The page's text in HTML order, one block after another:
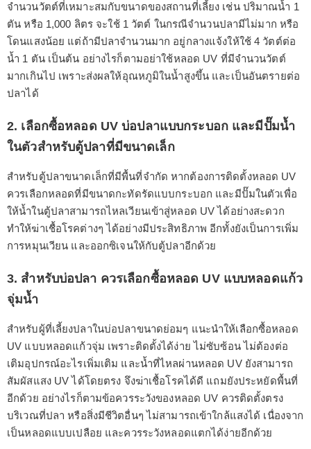
จำนวนวัตต์ที่เหมาะสมกับขนาดของสถานที่เลี้ยง เช่น ปริมาณน้ำ 1
ตัน หรือ 1,000 ลิตร จะใช้ 1 วัตต์ ในกรณีจำนวนปลามีไม่มาก หรือ
โดนแสงน้อย แต่ถ้ามีปลาจำนวนมาก อยู่กลางแจ้งให้ใช้ 4 วัตต์ต่อ
น้ำ 1 ตัน เป็นต้น อย่างไรก็ตามอย่าใช้หลอด UV ที่มีจำนวนวัตต์
มากเกินไป เพราะส่งผลให้อุณหภูมิในน้ำสูงขึ้น และเป็นอันตรายต่อ
ปลาได้
2. เลือกซื้อหลอด UV บ่อปลาแบบกระบอก และมีปั๊มน้ำ
ในตัวสำหรับตู้ปลาที่มีขนาดเล็ก
สำหรับตู้ปลาขนาดเล็กที่มีพื้นที่จำกัด หากต้องการติดตั้งหลอด UV
ควรเลือกหลอดที่มีขนาดกะทัดรัดแบบกระบอก และมีปั๊มในตัวเพื่อ
ให้น้ำในตู้ปลาสามารถไหลเวียนเข้าสู่หลอด UV ได้อย่างสะดวก
ทำให้ฆ่าเชื้อโรคต่างๆ ได้อย่างมีประสิทธิภาพ อีกทั้งยังเป็นการเพิ่ม
การหมุนเวียน และออกซิเจนให้กับตู้ปลาอีกด้วย
3. สำหรับบ่อปลา ควรเลือกซื้อหลอด UV แบบหลอดแก้ว
จุ่มน้ำ
สำหรับผู้ที่เลี้ยงปลาในบ่อปลาขนาดย่อมๆ แนะนำให้เลือกซื้อหลอด
UV แบบหลอดแก้วจุ่ม เพราะติดตั้งได้ง่าย ไม่ซับซ้อน ไม่ต้องต่อ
เติมอุปกรณ์อะไรเพิ่มเติม และน้ำที่ไหลผ่านหลอด UV ยังสามารถ
สัมผัสแสง UV ได้โดยตรง จึงฆ่าเชื้อโรคได้ดี แถมยังประหยัดพื้นที่
อีกด้วย อย่างไรก็ตามข้อควรระวังของหลอด UV ควรติดตั้งตรง
บริเวณที่ปลา หรือสิ่งมีชีวิตอื่นๆ ไม่สามารถเข้าใกล้แสงได้ เนื่องจาก
เป็นหลอดแบบเปลือย และควรระวังหลอดแตกได้ง่ายอีกด้วย